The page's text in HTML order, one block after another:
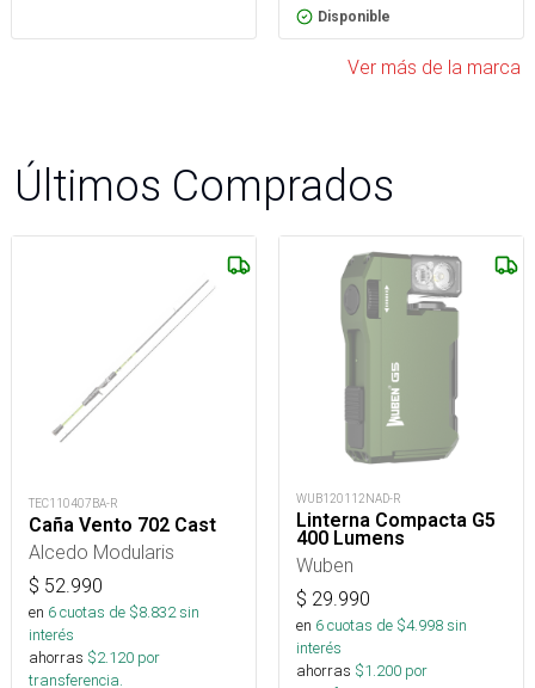
Disponible
Ver más de la marca
Últimos Comprados
TEC110407BA-R
Caña Vento 702 Cast
Alcedo Modularis
$ 52.990
en 6cuotas de $8.832sin
interés
ahorras $2.120 por
transferencia.
WUB120112NAD-R
Linterna Compacta G5
400 Lumens
Wuben
$ 29.990
en 6cuotas de $4.998sin
interés
ahorras $1.200 por